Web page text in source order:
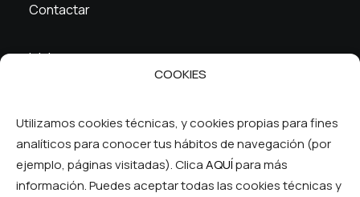
COOKIES
Utilizamos cookies técnicas, y cookies propias para fines
analíticos para conocer tus hábitos de navegación (por
ejemplo, páginas visitadas). ClicaAQUÍpara más
información. Puedes aceptar todas las cookies técnicas y
Contactar
Inicio
FAQ
Síguenos en las RRSS